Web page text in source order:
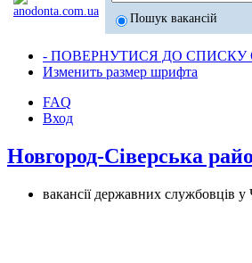
Пошук вакансій
- ПОВЕРНУТИСЯ ДО СПИСКУ
Изменить размер шрифта
FAQ
Вход
Новгород-Сіверська
вакансії державних службовців у